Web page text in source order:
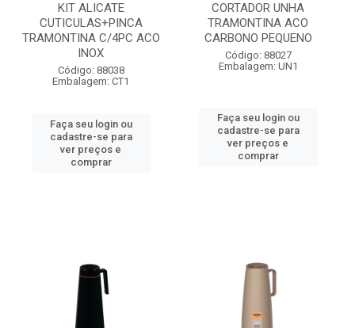
KIT ALICATE
CUTICULAS+PINCA
TRAMONTINA C/4PC ACO
INOX
Código: 88038
Embalagem: CT1
Faça seu login ou
cadastre-se para
ver preços e
comprar
CORTADOR UNHA
TRAMONTINA ACO
CARBONO PEQUENO
Código: 88027
Embalagem: UN1
Faça seu login ou
cadastre-se para
ver preços e
comprar